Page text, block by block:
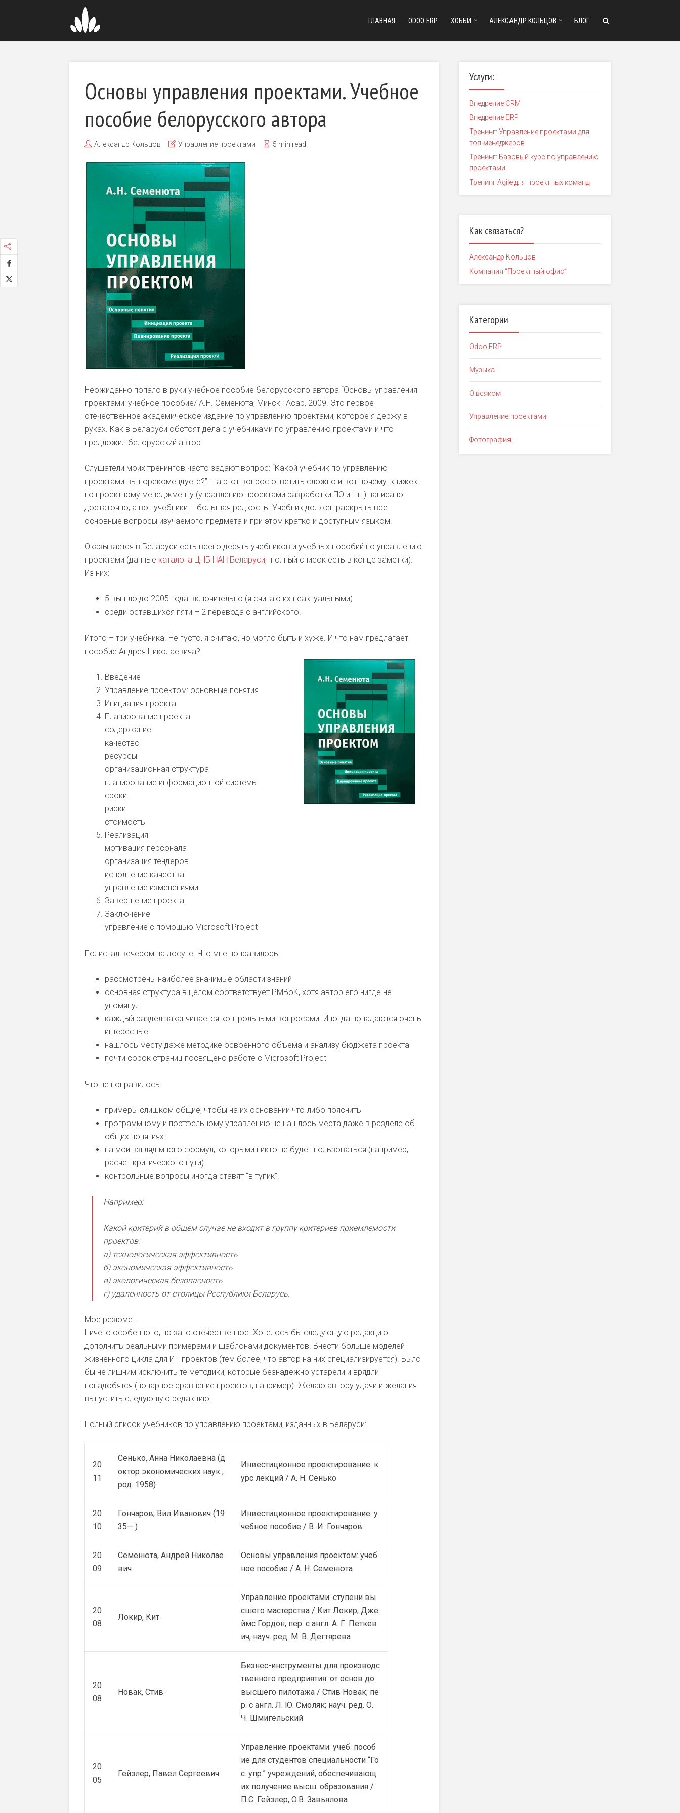
ГЛАВНАЯ ODOO ERP ХОББИ АЛЕКСАНДР КОЛЬЦОВ БЛОГ
Основы управления проектами. Учебное
пособие белорусского автора
Александр Кольцов Управление проектами 5 min read
Неожиданно попало в руки учебное пособие белорусского автора “Основы управления
проектами: учебное пособие/ А.Н. Семенюта, Минск : Асар, 2009. Это первое
отечественное академическое издание по управлению проектами, которое я держу в
руках. Как в Беларуси обстоят дела с учебниками по управлению проектами и что
предложил белорусский автор.
Слушатели моих тренингов часто задают вопрос: “Какой учебник по управлению
проектами вы порекомендуете?”. На этот вопрос ответить сложно и вот почему: книжек
по проектному менеджменту (управлению проектами разработки ПО и т.п.) написано
достаточно, а вот учебники – большая редкость. Учебник должен раскрыть все
основные вопросы изучаемого предмета и при этом кратко и доступным языком.
Оказывается в Беларуси есть всего десять учебников и учебных пособий по управлению
проектами (данные каталога ЦНБ НАН Беларуси, полный список есть в конце заметки).
Из них:
5 вышло до 2005 года включительно (я считаю их неактуальными)
среди оставшихся пяти – 2 перевода с английского.
Итого – три учебника. Не густо, я считаю, но могло быть и хуже. И что нам предлагает
пособие Андрея Николаевича?
Введение
Управление проектом: основные понятия
Инициация проекта
Планирование проекта
содержание
качество
ресурсы
организационная структура
планирование информационной системы
сроки
риски
стоимость
Реализация
мотивация персонала
организация тендеров
исполнение качества
управление изменениями
Завершение проекта
Заключение
управление с помощью Microsoft Project
Полистал вечером на досуге. Что мне понравилось:
рассмотрены наиболее значимые области знаний
основная структура в целом соответствует PMBoK, хотя автор его нигде не
упомянул
каждый раздел заканчивается контрольными вопросами. Иногда попадаются очень
интересные
нашлось месту даже методике освоенного объема и анализу бюджета проекта
почти сорок страниц посвящено работе с Microsoft Project
Что не понравилось:
примеры слишком общие, чтобы на их основании что-либо пояснить
программному и портфельному управлению не нашлось места даже в разделе об
общих понятиях
на мой взгляд много формул, которыми никто не будет пользоваться (например,
расчет критического пути)
контрольные вопросы иногда ставят “в тупик”.
Например:
Какой критерий в общем случае не входит в группу критериев приемлемости
проектов:
а) технологическая эффективность
б) экономическая эффективность
в) экологическая безопасность
г) удаленность от столицы Республики Беларусь.
Мое резюме.
Ничего особенного, но зато отечественное. Хотелось бы следующую редакцию
дополнить реальными примерами и шаблонами документов. Внести больше моделей
жизненного цикла для ИТ-проектов (тем более, что автор на них специализируется). Было
бы не лишним исключить те методики, которые безнадежно устарели и врядли
понадобятся (попарное сравнение проектов, например). Желаю автору удачи и желания
выпустить следующую редакцию.
Полный список учебников по управлению проектами, изданных в Беларуси:
20
11
Сенько, Анна Николаевна (д
октор экономических наук ;
род. 1958)
Инвестиционное проектирование: к
урс лекций / А. Н. Сенько
20
10
Гончаров, Вил Иванович (19
35— )
Инвестиционное проектирование: у
чебное пособие / В. И. Гончаров
20
09
Семенюта, Андрей Николае
вич
Основы управления проектом: учеб
ное пособие / А. Н. Семенюта
20
08
Локир, Кит
Управление проектами: ступени вы
сшего мастерства / Кит Локир, Дже
ймс Гордон; пер. с англ. А. Г. Петкев
ич; науч. ред. М. В. Дегтярева
20
08
Новак, Стив
Бизнес-инструменты для производс
твенного предприятия: от основ до
высшего пилотажа / Стив Новак; пе
р. с англ. Л. Ю. Смоляк; науч. ред. О.
Ч. Шмигельский
20
05
Гейзлер, Павел Сергеевич
Управление проектами: учеб. пособ
ие для студентов специальности “Го
с. упр.” учреждений, обеспечивающ
их получение высш. образования /
П.С. Гейзлер, О.В. Завьялова
Услуги:
Внедрение CRM
Внедрение ERP
Тренинг: Управление проектами для
топ-менеджеров
Тренинг: Базовый курс по управлению
проектами
Тренинг Agile для проектных команд
Как связаться?
Александр Кольцов
Компания “Проектный офис”
Категории
Odoo ERP
Музыка
О всяком
Управление проектами
Фотография